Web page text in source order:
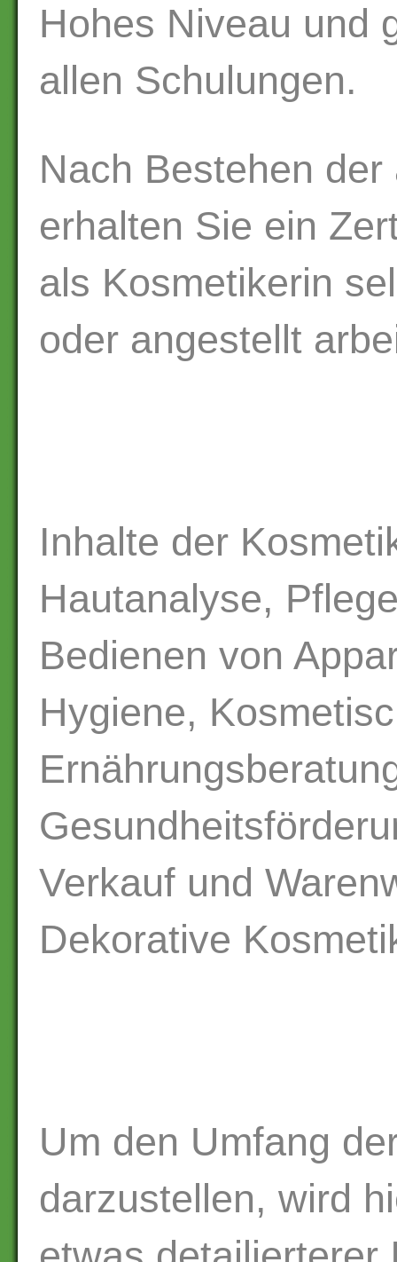
Hohes Niveau und
allen Schulungen.
Nach Bestehen
erhalten Sie ein
als Kosmetikerin
oder angestellt
Inhalte der
Hautanalyse,
Bedienen von
Hygiene,
Verkauf und
Dekorative
Um den Umfang
darzustellen, wird